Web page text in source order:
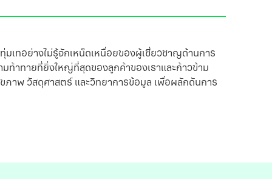
มเทอย่างไม่รู้จักเหน็ดเหนื่อยของผู้เชี่ยวชาญด้านการ
ท้าทายที่ยิ่งใหญ่ที่สุดของลูกค้าของเราและก้าวข้าม
าพ วัสดุศาสตร์ และวิทยาการข้อมูล เพื่อผลักดันการ